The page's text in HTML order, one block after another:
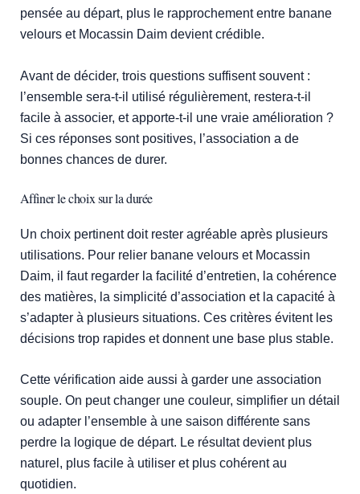
pensée au départ, plus le rapprochement entre banane
velours et Mocassin Daim devient crédible.
Avant de décider, trois questions suffisent souvent :
l’ensemble sera-t-il utilisé régulièrement, restera-t-il
facile à associer, et apporte-t-il une vraie amélioration ?
Si ces réponses sont positives, l’association a de
bonnes chances de durer.
Affiner le choix sur la durée
Un choix pertinent doit rester agréable après plusieurs
utilisations. Pour relier banane velours et Mocassin
Daim, il faut regarder la facilité d’entretien, la cohérence
des matières, la simplicité d’association et la capacité à
s’adapter à plusieurs situations. Ces critères évitent les
décisions trop rapides et donnent une base plus stable.
Cette vérification aide aussi à garder une association
souple. On peut changer une couleur, simplifier un détail
ou adapter l’ensemble à une saison différente sans
perdre la logique de départ. Le résultat devient plus
naturel, plus facile à utiliser et plus cohérent au
quotidien.